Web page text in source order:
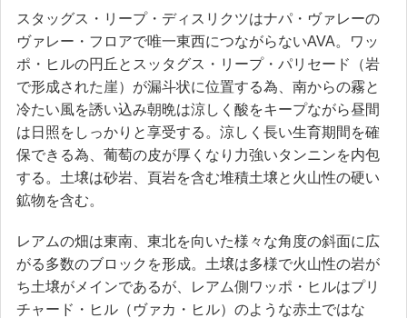
スタッグス・リープ・ディスリクツはナパ・ヴァレーの
ヴァレー・フロアで唯一東西につながらないAVA。ワッ
ポ・ヒルの円丘とスッタグス・リープ・パリセード（岩
で形成された崖）が漏斗状に位置する為、南からの霧と
冷たい風を誘い込み朝晩は涼しく酸をキープながら昼間
は日照をしっかりと享受する。涼しく長い生育期間を確
保できる為、葡萄の皮が厚くなり力強いタンニンを内包
する。土壌は砂岩、頁岩を含む堆積土壌と火山性の硬い
鉱物を含む。
レアムの畑は東南、東北を向いた様々な角度の斜面に広
がる多数のブロックを形成。土壌は多様で火山性の岩が
ち土壌がメインであるが、レアム側ワッポ・ヒルはプリ
チャード・ヒル（ヴァカ・ヒル）のような赤土ではな